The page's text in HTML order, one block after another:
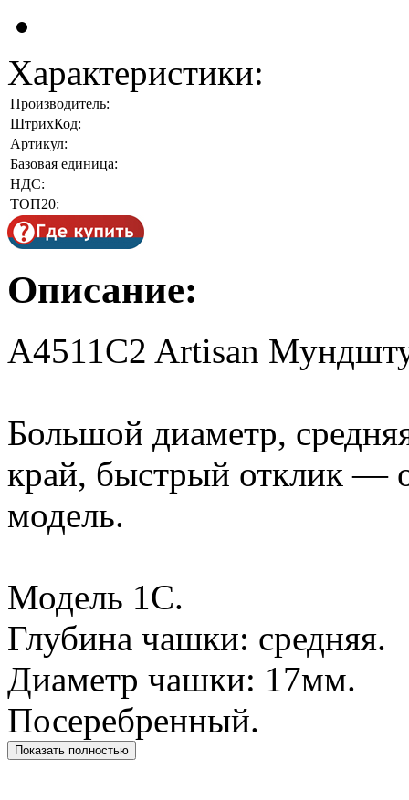
Характеристики:
Производитель:
ШтрихКод:
Артикул:
Базовая единица:
НДС:
ТОП20:
Описание:
A4511C2 Artisan
Большой диаметр,
край, быстрый отклик —
модель.
Модель 1C.
Глубина чашки: средняя.
Диаметр чашки: 17мм.
Посеребренный.
Показать полностью